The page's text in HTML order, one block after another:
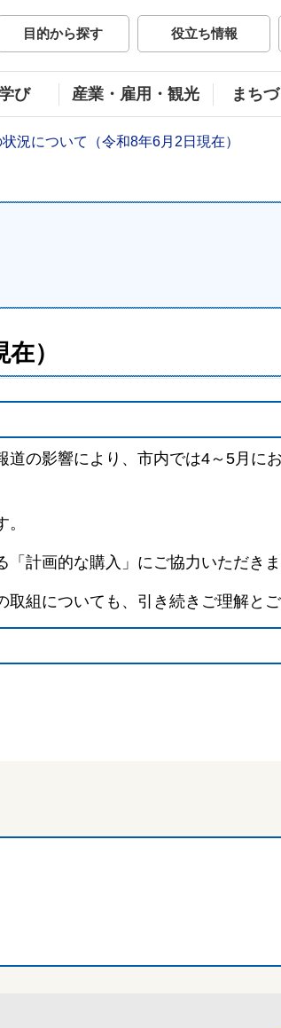
目的から探す 役立ち情報
び 産業・雇用・観光 まち
況について（令和8年6月2日現在）
）
の影響により、市内では4～5月に
計画的な購入」にご協力いただきま
組についても、引き続きご理解とご